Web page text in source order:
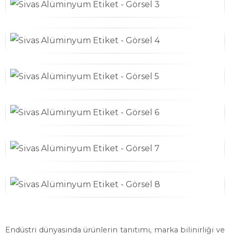
Endüstri dünyasında ürünlerin tanıtımı, marka bilinirliği ve